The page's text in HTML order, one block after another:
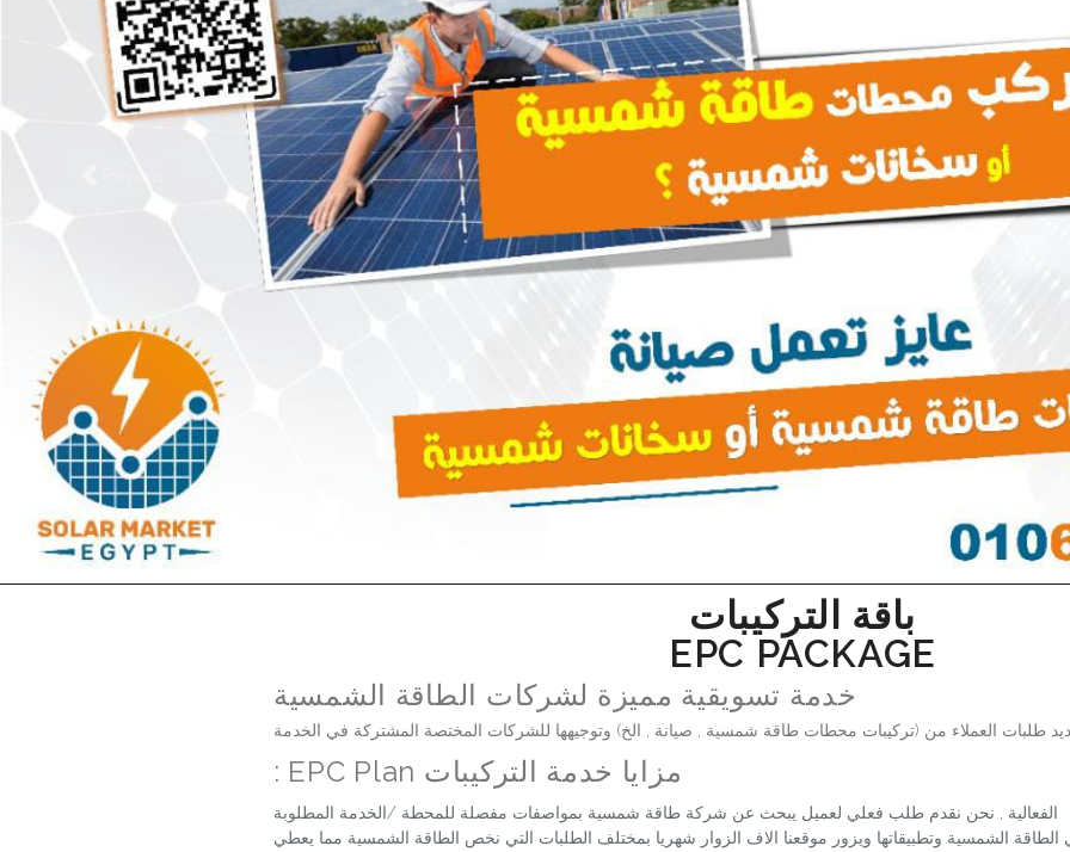
باقة التركيبات
EPC PACKAGE
خدمة تسويقية مميزة لشركات الطاقة الشمسية
طلبات العملاء من (تركيبات محطات طاقة شمسية , صيانة , الخ) وتوجيهها للشركات المختصة المشتركة في الخدمة
مزايا خدمة التركيبات EPC Plan :
الفعالية , نحن نقدم طلب فعلي لعميل يبحث عن شركة طاقة شمسية بمواصفات مفصلة للمحطة /الخدمة المطلوبة
الشمسية وتطبيقاتها ويزور موقعنا الاف الزوار شهريا بمختلف الطلبات التي نخص الطاقة الشمسية مما يعطي